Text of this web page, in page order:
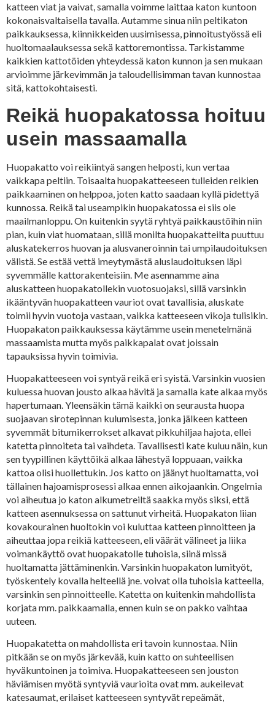
katteen viat ja vaivat, samalla voimme laittaa katon kuntoon
kokonaisvaltaisella tavalla. Autamme sinua niin peltikaton
paikkauksessa, kiinnikkeiden uusimisessa, pinnoitustyössä eli
huoltomaalauksessa sekä kattoremontissa. Tarkistamme
kaikkien kattotöiden yhteydessä katon kunnon ja sen mukaan
arvioimme järkevimmän ja taloudellisimman tavan kunnostaa
sitä, kattokohtaisesti.
Reikä huopakatossa hoituu
usein massaamalla
Huopakatto voi reikiintyä sangen helposti, kun vertaa
vaikkapa peltiin. Toisaalta huopakatteeseen tulleiden reikien
paikkaaminen on helppoa, joten katto saadaan kyllä pidettyä
kunnossa. Reikä tai useampikin huopakatossa ei siis ole
maailmanloppu. On kuitenkin syytä ryhtyä paikkaustöihin niin
pian, kuin viat huomataan, sillä monilta huopakatteilta puuttuu
aluskatekerros huovan ja alusvaneroinnin tai umpilaudoituksen
välistä. Se estää vettä imeytymästä aluslaudoituksen läpi
syvemmälle kattorakenteisiin. Me asennamme aina
aluskatteen huopakatollekin vuotosuojaksi, sillä varsinkin
ikääntyvän huopakatteen vauriot ovat tavallisia, aluskate
toimii hyvin vuotoja vastaan, vaikka katteeseen vikoja tulisikin.
Huopakaton paikkauksessa käytämme usein menetelmänä
massaamista mutta myös paikkapalat ovat joissain
tapauksissa hyvin toimivia.
Huopakatteeseen voi syntyä reikä eri syistä. Varsinkin vuosien
kuluessa huovan jousto alkaa hävitä ja samalla kate alkaa myös
hapertumaan. Yleensäkin tämä kaikki on seurausta huopa
suojaavan sirotepinnan kulumisesta, jonka jälkeen katteen
syvemmät bitumikerrokset alkavat pikkuhiljaa hajota, ellei
katetta pinnoiteta tai vaihdeta. Tavallisesti kate kuluu näin, kun
sen tyypillinen käyttöikä alkaa lähestyä loppuaan, vaikka
kattoa olisi huollettukin. Jos katto on jäänyt huoltamatta, voi
tällainen hajoamisprosessi alkaa ennen aikojaankin. Ongelmia
voi aiheutua jo katon alkumetreiltä saakka myös siksi, että
katteen asennuksessa on sattunut virheitä. Huopakaton liian
kovakourainen huoltokin voi kuluttaa katteen pinnoitteen ja
aiheuttaa jopa reikiä katteeseen, eli väärät välineet ja liika
voimankäyttö ovat huopakatolle tuhoisia, siinä missä
huoltamatta jättäminenkin. Varsinkin huopakaton lumityöt,
työskentely kovalla helteellä jne. voivat olla tuhoisia katteella,
varsinkin sen pinnoitteelle. Katetta on kuitenkin mahdollista
korjata mm. paikkaamalla, ennen kuin se on pakko vaihtaa
uuteen.
Huopakatetta on mahdollista eri tavoin kunnostaa. Niin
pitkään se on myös järkevää, kuin katto on suhteellisen
hyväkuntoinen ja toimiva. Huopakatteeseen sen jouston
häviämisen myötä syntyviä vaurioita ovat mm. aukeilevat
katesaumat, erilaiset katteeseen syntyvät repeämät,